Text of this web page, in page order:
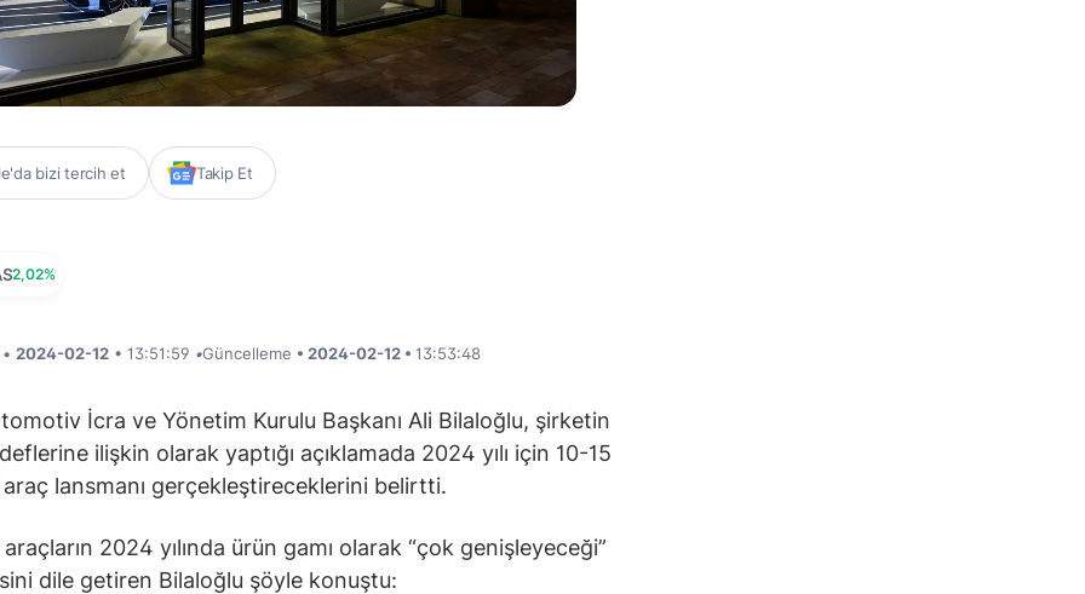
bizi tercih et Takip Et
2,02%
2024-02-12 • 13:51:59 •Güncelleme • 2024-02-12 • 13:53:48
İcra ve Yönetim Kurulu Başkanı Ali Bilaloğlu, şirketin
ilişkin olarak yaptığı açıklamada 2024 yılı için 10-15
lansmanı gerçekleştireceklerini belirtti.
2024 yılında ürün gamı olarak “çok genişleyeceği”
dile getiren Bilaloğlu şöyle konuştu: